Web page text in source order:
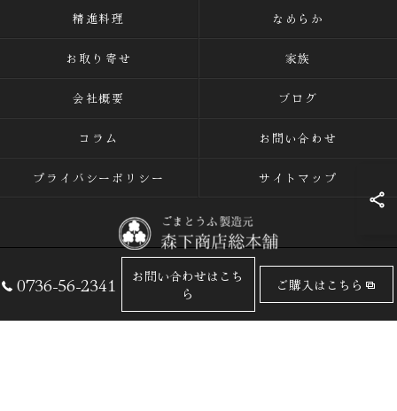
0736-56-2341
お問い合わせはこち
ら
ご購入はこちら
精進料理 なめらか
お取り寄せ 家族
会社概要 ブログ
コラム お問い合わせ
プライバシーポリシー サイトマップ
© 2026 ごまとうふの専門店なら有限会社森下商店総本舗 ALL RIGHTS
RESERVED.